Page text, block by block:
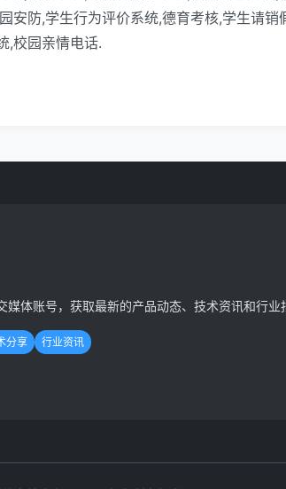
安防,学生行为评价系统,德育考核,学生请
,校园亲情电话.
媒体账号，获取最新的产品动态、技术资讯和行业
分享 行业资讯